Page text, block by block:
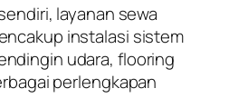
layanan sewa
instalasi sistem
udara, flooring
perlengkapan